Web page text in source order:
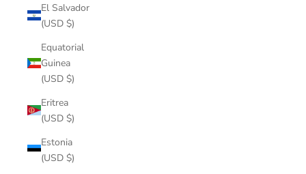
El Salvador
(USD $)
Equatorial
Guinea
(USD $)
Eritrea
(USD $)
Estonia
(USD $)